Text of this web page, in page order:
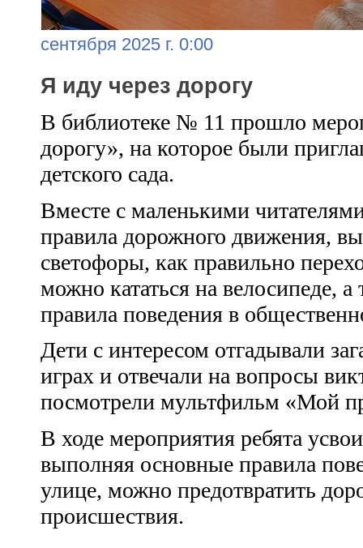
сентября 2025 г. 0:00
Я иду через дорогу
В библиотеке № 11 прошло
дорогу», на которое были
детского сада.
Вместе с маленькими
правила дорожного движения,
светофоры, как правильно
можно кататься на велосипеде,
правила поведения в
Дети с интересом отгадывали
играх и отвечали на вопросы
посмотрели мультфильм «Мой
В ходе мероприятия ребята
выполняя основные правила
улице, можно предотвратить
происшествия.